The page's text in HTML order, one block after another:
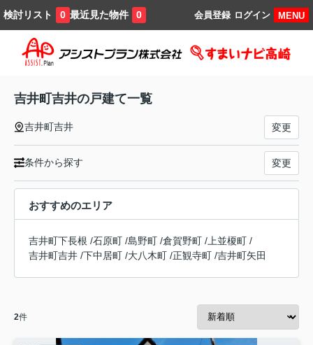
検討リスト 0 最近見た物件 0 MENU
ログイン
会員登録
吉井町吉井の戸建て一覧
吉井町吉井 変更
条件から探す 変更
おすすめのエリア
吉井町下長根 /石原町 /島野町 /倉賀野町 / 上並榎町 /
吉井町吉井 /下中居町 /大八木町 /正観寺町 /吉井町矢田
2件